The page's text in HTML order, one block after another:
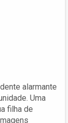
alarmante
Uma
filha de